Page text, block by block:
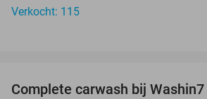
Verkocht: 115
Complete carwash bij